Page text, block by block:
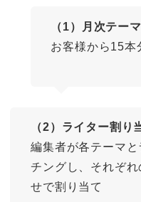
（1）月次テー
お客様から15本
（2）ライター割り
編集者が各テーマ
チングし、それぞ
せで割り当て